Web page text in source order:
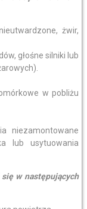
żwir,
głośne silniki lub
w pobliżu
niezamontowane
lub usytuowania
w następujących